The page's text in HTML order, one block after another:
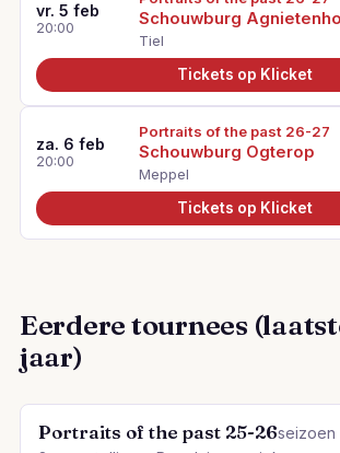
vr. 5 feb
20:00 Schouwburg
Tiel
Tickets op Klicket
za. 6 feb
20:00
Portraits of the past 26-27
Schouwburg Ogterop
Meppel
Tickets op Klicket
Eerdere tournees
jaar)
Portraits of the past 25-26seizoen